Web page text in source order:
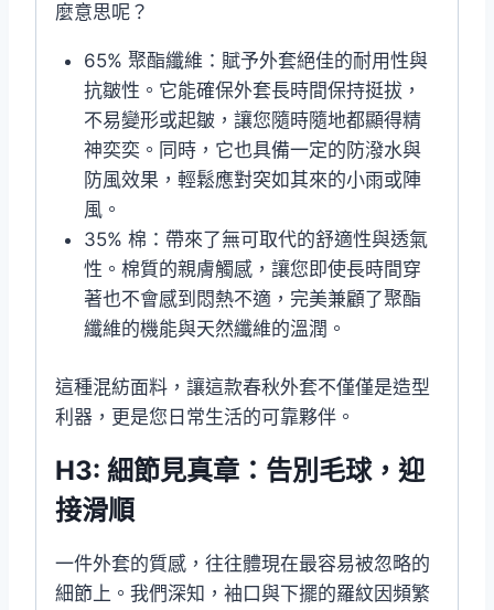
麼意思呢？
65% 聚酯纖維：賦予外套絕佳的耐用性與
抗皺性。它能確保外套長時間保持挺拔，
不易變形或起皺，讓您隨時隨地都顯得精
神奕奕。同時，它也具備一定的防潑水與
防風效果，輕鬆應對突如其來的小雨或陣
風。
35% 棉：帶來了無可取代的舒適性與透氣
性。棉質的親膚觸感，讓您即使長時間穿
著也不會感到悶熱不適，完美兼顧了聚酯
纖維的機能與天然纖維的溫潤。
這種混紡面料，讓這款春秋外套不僅僅是造型
利器，更是您日常生活的可靠夥伴。
H3: 細節見真章：告別毛球，迎
接滑順
一件外套的質感，往往體現在最容易被忽略的
細節上。我們深知，袖口與下擺的羅紋因頻繁